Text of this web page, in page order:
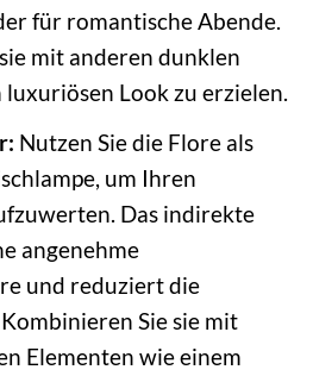
für romantische Abende.
mit anderen dunklen
luxuriösen Look zu erzielen.
Nutzen Sie die Flore als
um Ihren
Das indirekte
angenehme
und reduziert die
Sie sie mit
Elementen wie einem